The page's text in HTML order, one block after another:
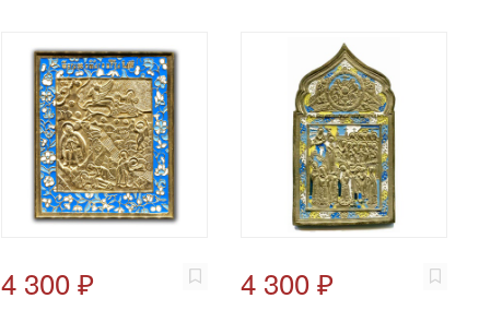
4 300 ₽ 4 300 ₽